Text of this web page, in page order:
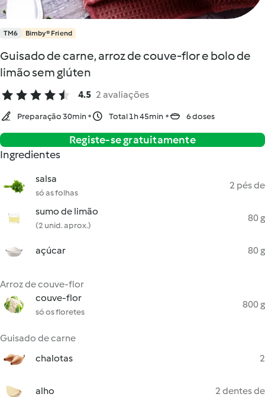
TM6 Bimby® Friend
Guisado de carne, arroz de couve-flor e bolo de
limão sem glúten
4.5 2 avaliações
Preparação 30min Total 1h 45min 6 doses
Registe-se gratuitamente
Ingredientes
salsa
só as folhas
2 pés de
sumo de limão
(2 unid. aprox.)
80 g
açúcar 80 g
Arroz de couve-flor
couve-flor
só os floretes
800 g
Guisado de carne
chalotas
2
alho 2 dentes de